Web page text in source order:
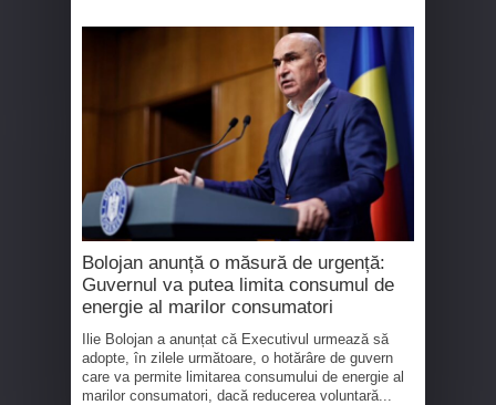
Bolojan anunță o măsură de urgență:
Guvernul va putea limita consumul de
energie al marilor consumatori
Ilie Bolojan a anunțat că Executivul urmează să
adopte, în zilele următoare, o hotărâre de guvern
care va permite limitarea consumului de energie al
marilor consumatori, dacă reducerea voluntară...